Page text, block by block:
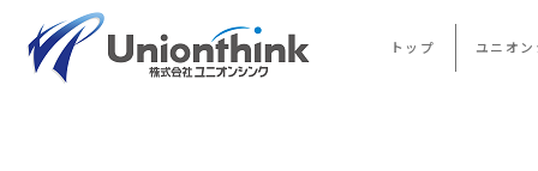
トップ ユニオ